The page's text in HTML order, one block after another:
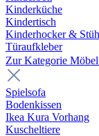
Kinderküche
Kindertisch
Kinderhocker &
Türaufkleber
Zur Kategorie Möbel
Spielsofa
Bodenkissen
Ikea Kura Vorhang
Kuscheltiere